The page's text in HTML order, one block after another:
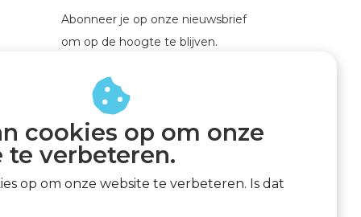
Abonneer je op onze nieuwsbrief
om op de hoogte te blijven.
ABONNEER
cookies op om onze
te verbeteren.
op om onze website te verbeteren. Is dat